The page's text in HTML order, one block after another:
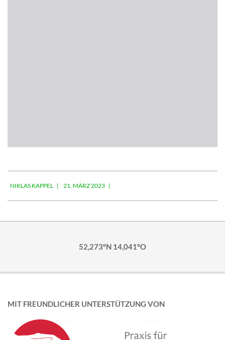
03-
21
NIKLAS KAPPEL 21. MÄRZ 2023
52,273°N 14,041°O
MIT FREUNDLICHER UNTERSTÜTZUNG VON